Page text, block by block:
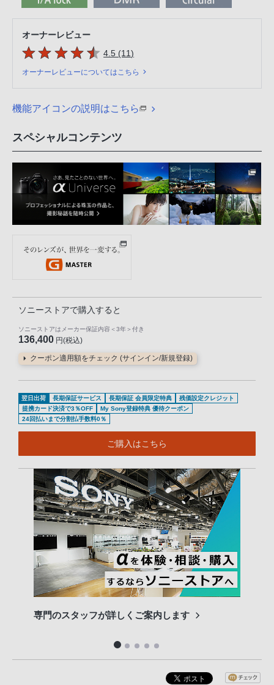
オーナーレビュー
5つの星のうち
4.5 (11件のレビュー
)
オーナーレビューについてはこちら
機能アイコンの説明はこちら
スペシャルコンテンツ
ソニーストアで購入すると
ソニーストアはメーカー保証内容 ＜3年＞ 付き
136,400 円(税込)
クーポン適用額をチェック (サインイン/新規登録)
翌日出荷 長期保証サービス 長期保証 会員限定特典
残価設定クレジット
提携カード決済で3％OFF
My Sony登録特典 優待クーポン
24回払いまで分割払手数料0％
ご購入はこちら
専門のスタッフが詳しくご案内します